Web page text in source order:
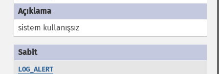
sistem kullanışsız
LOG_ALERT